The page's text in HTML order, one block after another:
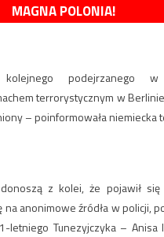
MAGNA POLONIA!
kolejnego podejrzanego
terrorystycznym w
– poinformowała niemiecka
donoszą z kolei, że pojawił
na anonimowe źródła w policji,
Tunezyjczyka – Anisa